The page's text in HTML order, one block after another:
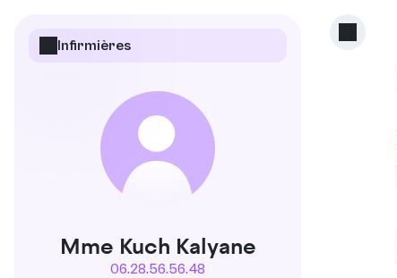
Infirmières
K
Mme Kuch Kalyane
06.28.56.56.48